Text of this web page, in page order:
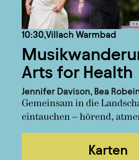
10:30,Villach Warmbad
Arts for Health
Jennifer Davison, Bea
Karten
Gemeinsam in die
eintauchen – hörend,